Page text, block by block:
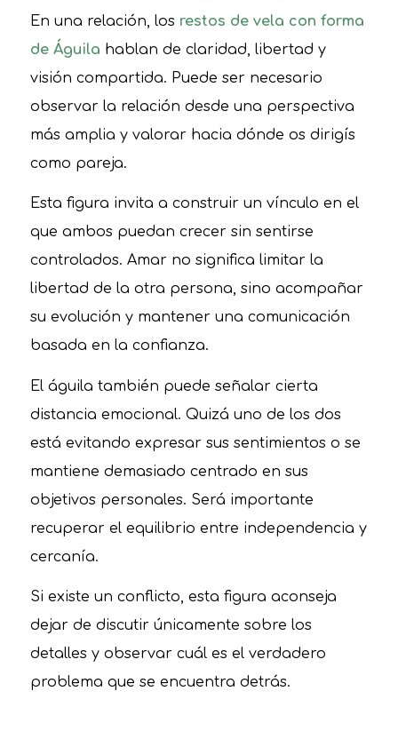
En una relación, los restos de vela con forma
de Águila hablan de claridad, libertad y
visión compartida. Puede ser necesario
observar la relación desde una perspectiva
más amplia y valorar hacia dónde os dirigís
como pareja.
Esta figura invita a construir un vínculo en el
que ambos puedan crecer sin sentirse
controlados. Amar no significa limitar la
libertad de la otra persona, sino acompañar
su evolución y mantener una comunicación
basada en la confianza.
El águila también puede señalar cierta
distancia emocional. Quizá uno de los dos
está evitando expresar sus sentimientos o se
mantiene demasiado centrado en sus
objetivos personales. Será importante
recuperar el equilibrio entre independencia y
cercanía.
Si existe un conflicto, esta figura aconseja
dejar de discutir únicamente sobre los
detalles y observar cuál es el verdadero
problema que se encuentra detrás.